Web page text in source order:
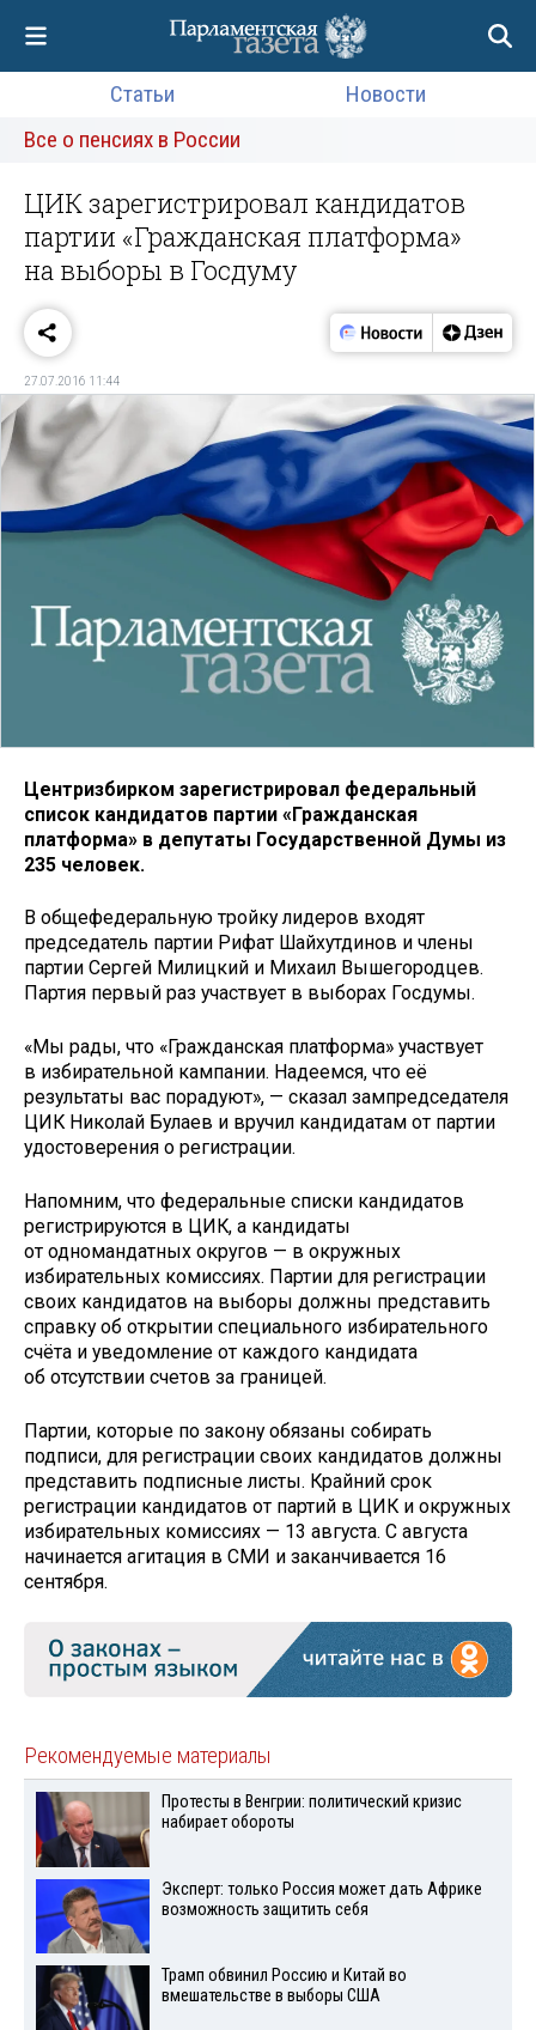
Статьи
Новости
Все о пенсиях в России
ЦИК зарегистрировал кандидатов
партии «Гражданская платформа»
на выборы в Госдуму
27.07.2016 11:44
Центризбирком зарегистрировал федеральный
список кандидатов партии «Гражданская
платформа» в депутаты Государственной Думы из
235 человек.
В общефедеральную тройку лидеров входят
председатель партии Рифат Шайхутдинов и члены
партии Сергей Милицкий и Михаил Вышегородцев.
Партия первый раз участвует в выборах Госдумы.
«Мы рады, что «Гражданская платформа» участвует
в избирательной кампании. Надеемся, что её
результаты вас порадуют», — сказал зампредседателя
ЦИК Николай Булаев и вручил кандидатам от партии
удостоверения о регистрации.
Напомним, что федеральные списки кандидатов
регистрируются в ЦИК, а кандидаты
от одномандатных округов — в окружных
избирательных комиссиях. Партии для регистрации
своих кандидатов на выборы должны представить
справку об открытии специального избирательного
счёта и уведомление от каждого кандидата
об отсутствии счетов за границей.
Партии, которые по закону обязаны собирать
подписи, для регистрации своих кандидатов должны
представить подписные листы. Крайний срок
регистрации кандидатов от партий в ЦИК и окружных
избирательных комиссиях — 13 августа. С августа
начинается агитация в СМИ и заканчивается 16
сентября.
Рекомендуемые материалы
Протесты в Венгрии: политический кризис
набирает обороты
Эксперт: только Россия может дать Африке
возможность защитить себя
Трамп обвинил Россию и Китай во
вмешательстве в выборы США